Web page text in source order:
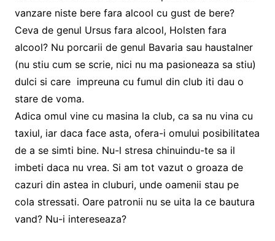
vanzare niste bere fara alcool cu gust de bere?
Ceva de genul Ursus fara alcool, Holsten fara
alcool? Nu porcarii de genul Bavaria sau haustalner
(nu stiu cum se scrie, nici nu ma pasioneaza sa stiu)
dulci si care impreuna cu fumul din club iti dau o
stare de voma.
Adica omul vine cu masina la club, ca sa nu vina cu
taxiul, iar daca face asta, ofera-i omului posibilitatea
de a se simti bine. Nu-l stresa chinuindu-te sa il
imbeti daca nu vrea. Si am tot vazut o groaza de
cazuri din astea in cluburi, unde oamenii stau pe
cola stressati. Oare patronii nu se uita la ce bautura
vand? Nu-i intereseaza?